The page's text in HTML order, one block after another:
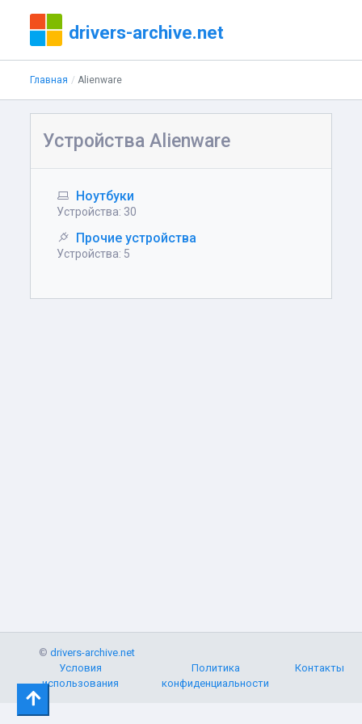
drivers-archive.net
Главная Alienware
Устройства Alienware
Ноутбуки
Устройства: 30
Прочие устройства
Устройства: 5
©drivers-archive.net
Условия
использования
Политика
конфиденциальности
Контакты